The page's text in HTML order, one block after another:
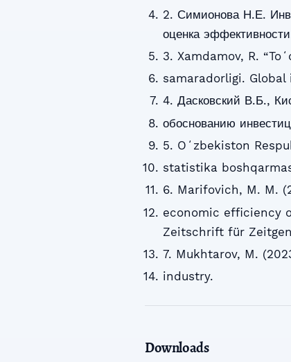
2. Симионова Н.Е.
оценка
3. Xamdamov, R.
samaradorligi. Global
4. Дасковский В.Б.,
обоснованию
5. Oʻzbekiston
statistika
6. Marifovich, M. M.
economic efficiency
Zeitschrift für
7. Mukhtarov, M.
industry.
Downloads